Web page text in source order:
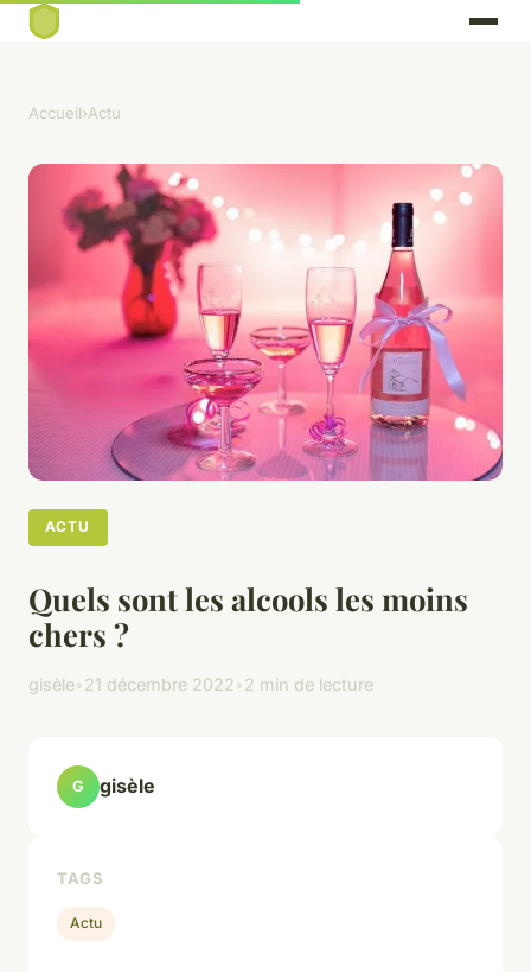
Accueil›Actu
ACTU
Quels sont les alcools les moins
chers ?
gisèle•21 décembre 2022•2 min de lecture
G gisèle
TAGS
Actu